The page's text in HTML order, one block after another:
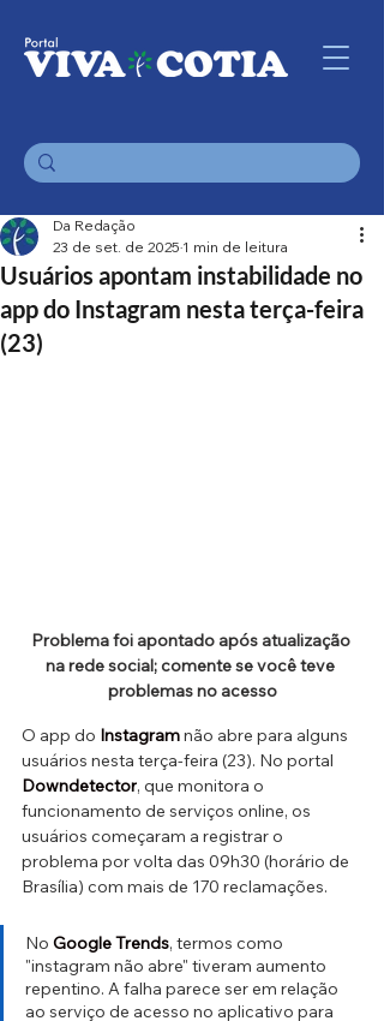
Usuários apontam instabilidade no
app do Instagram nesta terça-feira
(23)
Da Redação
23 de set. de 2025 1 min de leitura
Problema foi apontado após atualização
na rede social; comente se você teve
problemas no acesso
O app do Instagram não abre para alguns
usuários nesta terça-feira (23). No portal
Downdetector, que monitora o
funcionamento de serviços online, os
usuários começaram a registrar o
problema por volta das 09h30 (horário de
Brasília) com mais de 170 reclamações.
No Google Trends, termos como
"instagram não abre" tiveram aumento
repentino. A falha parece ser em relação
ao serviço de acesso no aplicativo para